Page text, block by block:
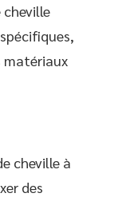
cheville
matériaux
cheville à
des